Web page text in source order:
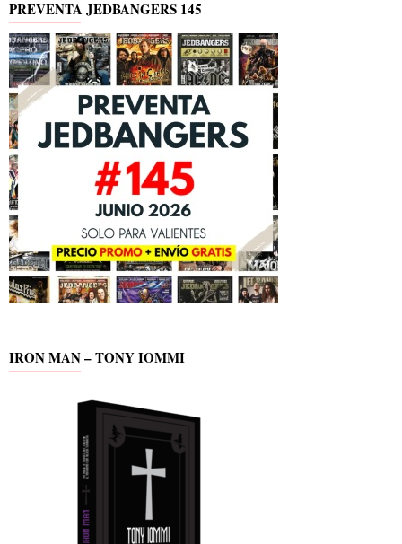
PREVENTA JEDBANGERS 145
IRON MAN – TONY IOMMI